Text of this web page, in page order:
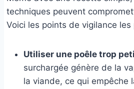
techniques peuvent
Voici les points de vigilance
Utiliser une poêle trop
surchargée génère de la
la viande, ce qui empêche